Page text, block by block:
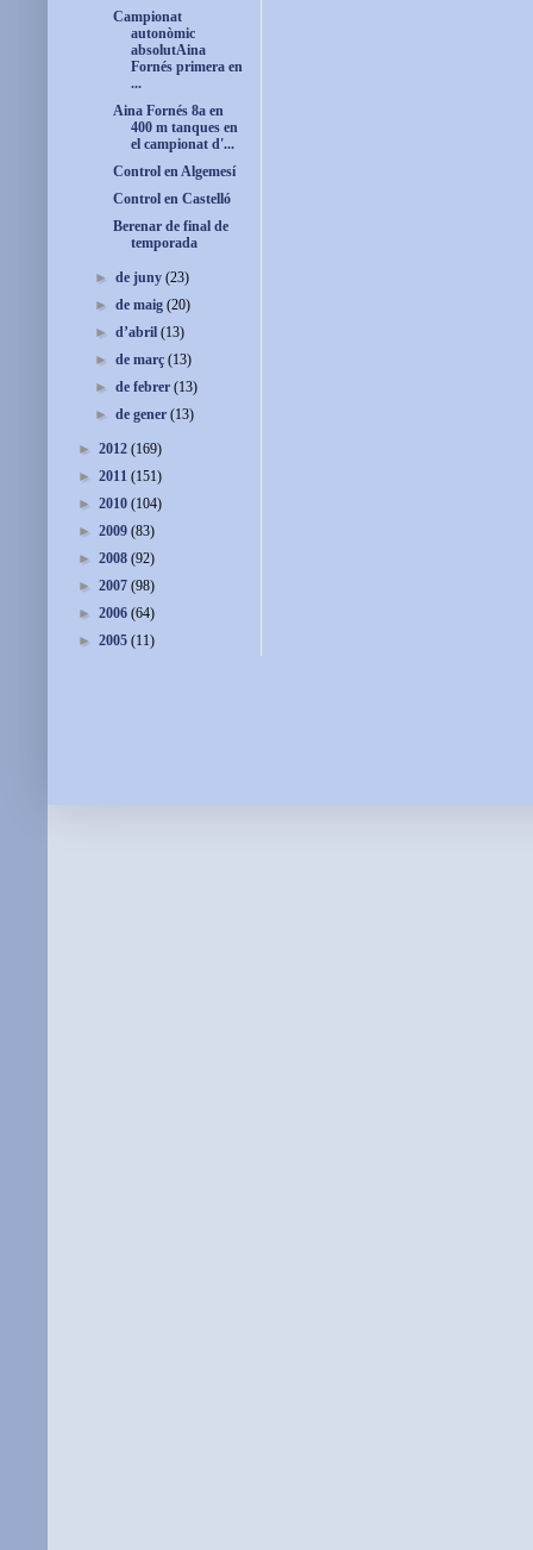
Campionat
autonòmic
absolutAina
Fornés primera en
...
Aina Fornés 8a en
400 m tanques en
el campionat d'...
Control en Algemesí
Control en Castelló
Berenar de final de
temporada
►de juny(23)
►de maig(20)
►d’abril(13)
►de març(13)
►de febrer(13)
►de gener(13)
► 2012 (169)
► 2011 (151)
► 2010 (104)
► 2009 (83)
► 2008 (92)
► 2007 (98)
► 2006 (64)
► 2005 (11)